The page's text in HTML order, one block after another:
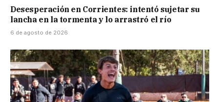
Desesperación en Corrientes: intentó sujetar su
lancha en la tormenta y lo arrastró el río
6 de agosto de 2026